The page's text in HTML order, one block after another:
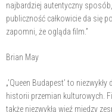
najbardziej autentyczny
publiczność całkowicie da się
zapomni, że ogląda film.”
Brian May
„’Queen Budapest’ to
historii przemian kulturowych.
także niezwykłą więź między